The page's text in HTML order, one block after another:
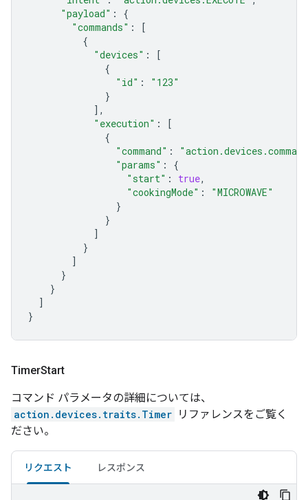
"payload" :
{
"commands" :
[
{
"devices" :
[
{
"id" :
"123"
}
],
"execution" :
[
{
"command" :
"params" :
{
"start" : true,
"cookingMode" :
"MICROWAVE"
}
}
]
}
]
}
}
]
}
TimerStart
コマンド パラメータの詳細については、
action.devices.traits.Timer リファレンスをご覧く
ださい。
リクエスト レスポンス